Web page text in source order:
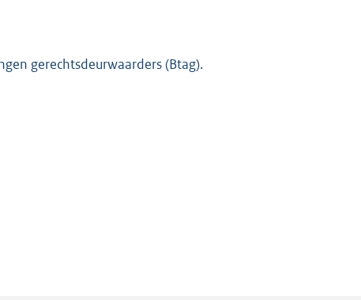
gerechtsdeurwaarders (Btag).